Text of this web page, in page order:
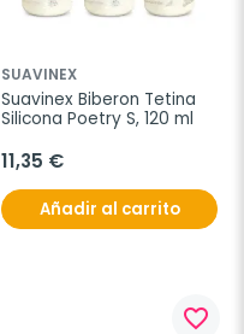
SUAVINEX
Suavinex Biberon Tetina
Silicona Poetry S, 120 ml
11,35 €
Añadir al carrito
favorite_border